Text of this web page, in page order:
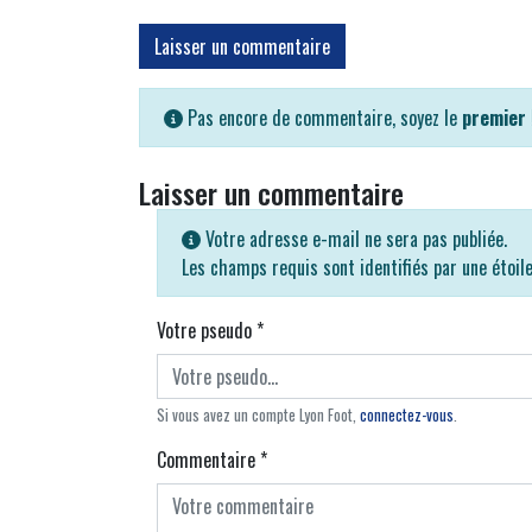
Laisser un commentaire
Pas encore de commentaire, soyez le premier
Laisser un commentaire
Votre adresse e-mail ne sera pas publiée.
Les champs requis sont identifiés par une étoile
Votre pseudo*
Si vous avez un compte Lyon Foot, connectez-vous
Commentaire*